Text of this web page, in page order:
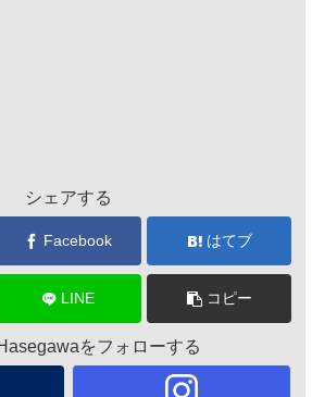
シェアする
Facebook はてブ
LINE コピー
をフォローする